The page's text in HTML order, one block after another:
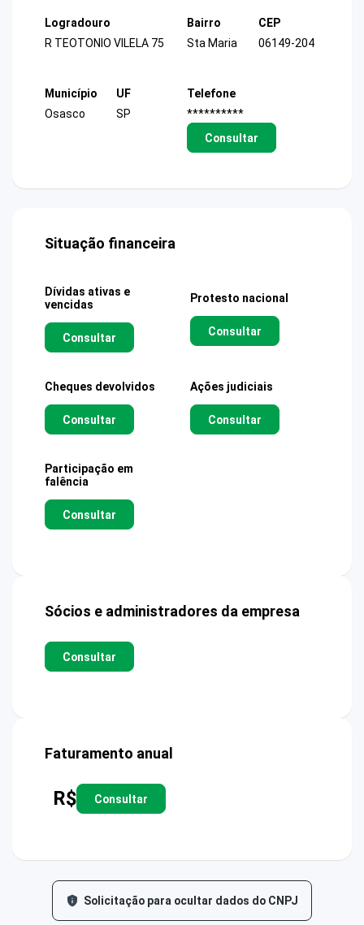
Logradouro
R TEOTONIO VILELA 75
Bairro
Sta Maria
CEP
06149-204
Município
Osasco
UF
SP
Telefone
**********
Consultar
Situação financeira
Dívidas ativas e
vencidas
Consultar
Protesto nacional
Consultar
Cheques devolvidos
Consultar
Ações judiciais
Consultar
Participação em
falência
Consultar
Sócios e administradores da empresa
Consultar
Faturamento anual
R$ Consultar
Solicitação para ocultar dados do CNPJ